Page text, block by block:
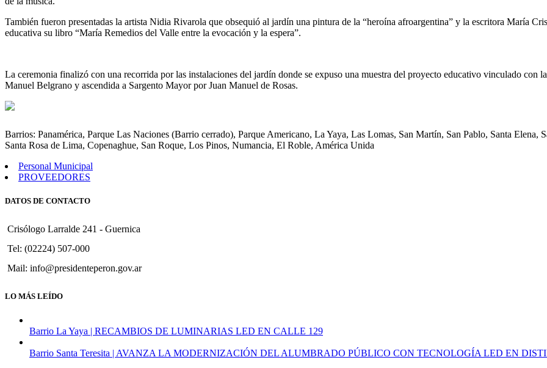
También fueron presentadas la artista Nidia Rivarola que obsequió al jardín una pintura de la “heroína afroargentina” y la escritora María
educativa su libro “María Remedios del Valle entre la evocación y la espera”.
La ceremonia finalizó con una recorrida por las instalaciones del jardín donde se expuso una muestra del proyecto educativo vinculado con
Manuel Belgrano y ascendida a Sargento Mayor por Juan Manuel de Rosas.
Barrios: Panamérica, Parque Las Naciones (Barrio cerrado), Parque Americano, La Yaya, Las Lomas, San Martín, San Pablo, Santa
Santa Rosa de Lima, Copenaghue, San Roque, Los Pinos, Numancia, El Roble, América Unida
Personal Municipal
PROVEEDORES
DATOS DE CONTACTO
Crisólogo Larralde 241 - Guernica
Tel: (02224) 507-000
Mail: info@presidenteperon.gov.ar
LO MÁS LEÍDO
Barrio La Yaya | RECAMBIOS DE LUMINARIAS LED EN CALLE 129
Barrio Santa Teresita | AVANZA LA MODERNIZACIÓN DEL ALUMBRADO PÚBLICO CON TECNOLOGÍA LED EN